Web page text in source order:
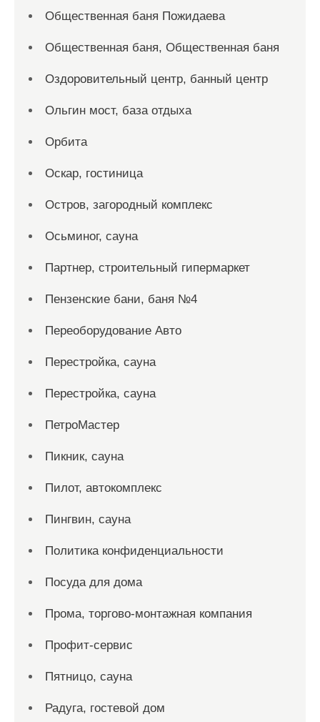
Общественная баня Пожидаева
Общественная баня, Общественная баня
Оздоровительный центр, банный центр
Ольгин мост, база отдыха
Орбита
Оскар, гостиница
Остров, загородный комплекс
Осьминог, сауна
Партнер, строительный гипермаркет
Пензенские бани, баня №4
Переоборудование Авто
Перестройка, сауна
Перестройка, сауна
ПетроМастер
Пикник, сауна
Пилот, автокомплекс
Пингвин, сауна
Политика конфиденциальности
Посуда для дома
Прома, торгово-монтажная компания
Профит-сервис
Пятницо, сауна
Радуга, гостевой дом